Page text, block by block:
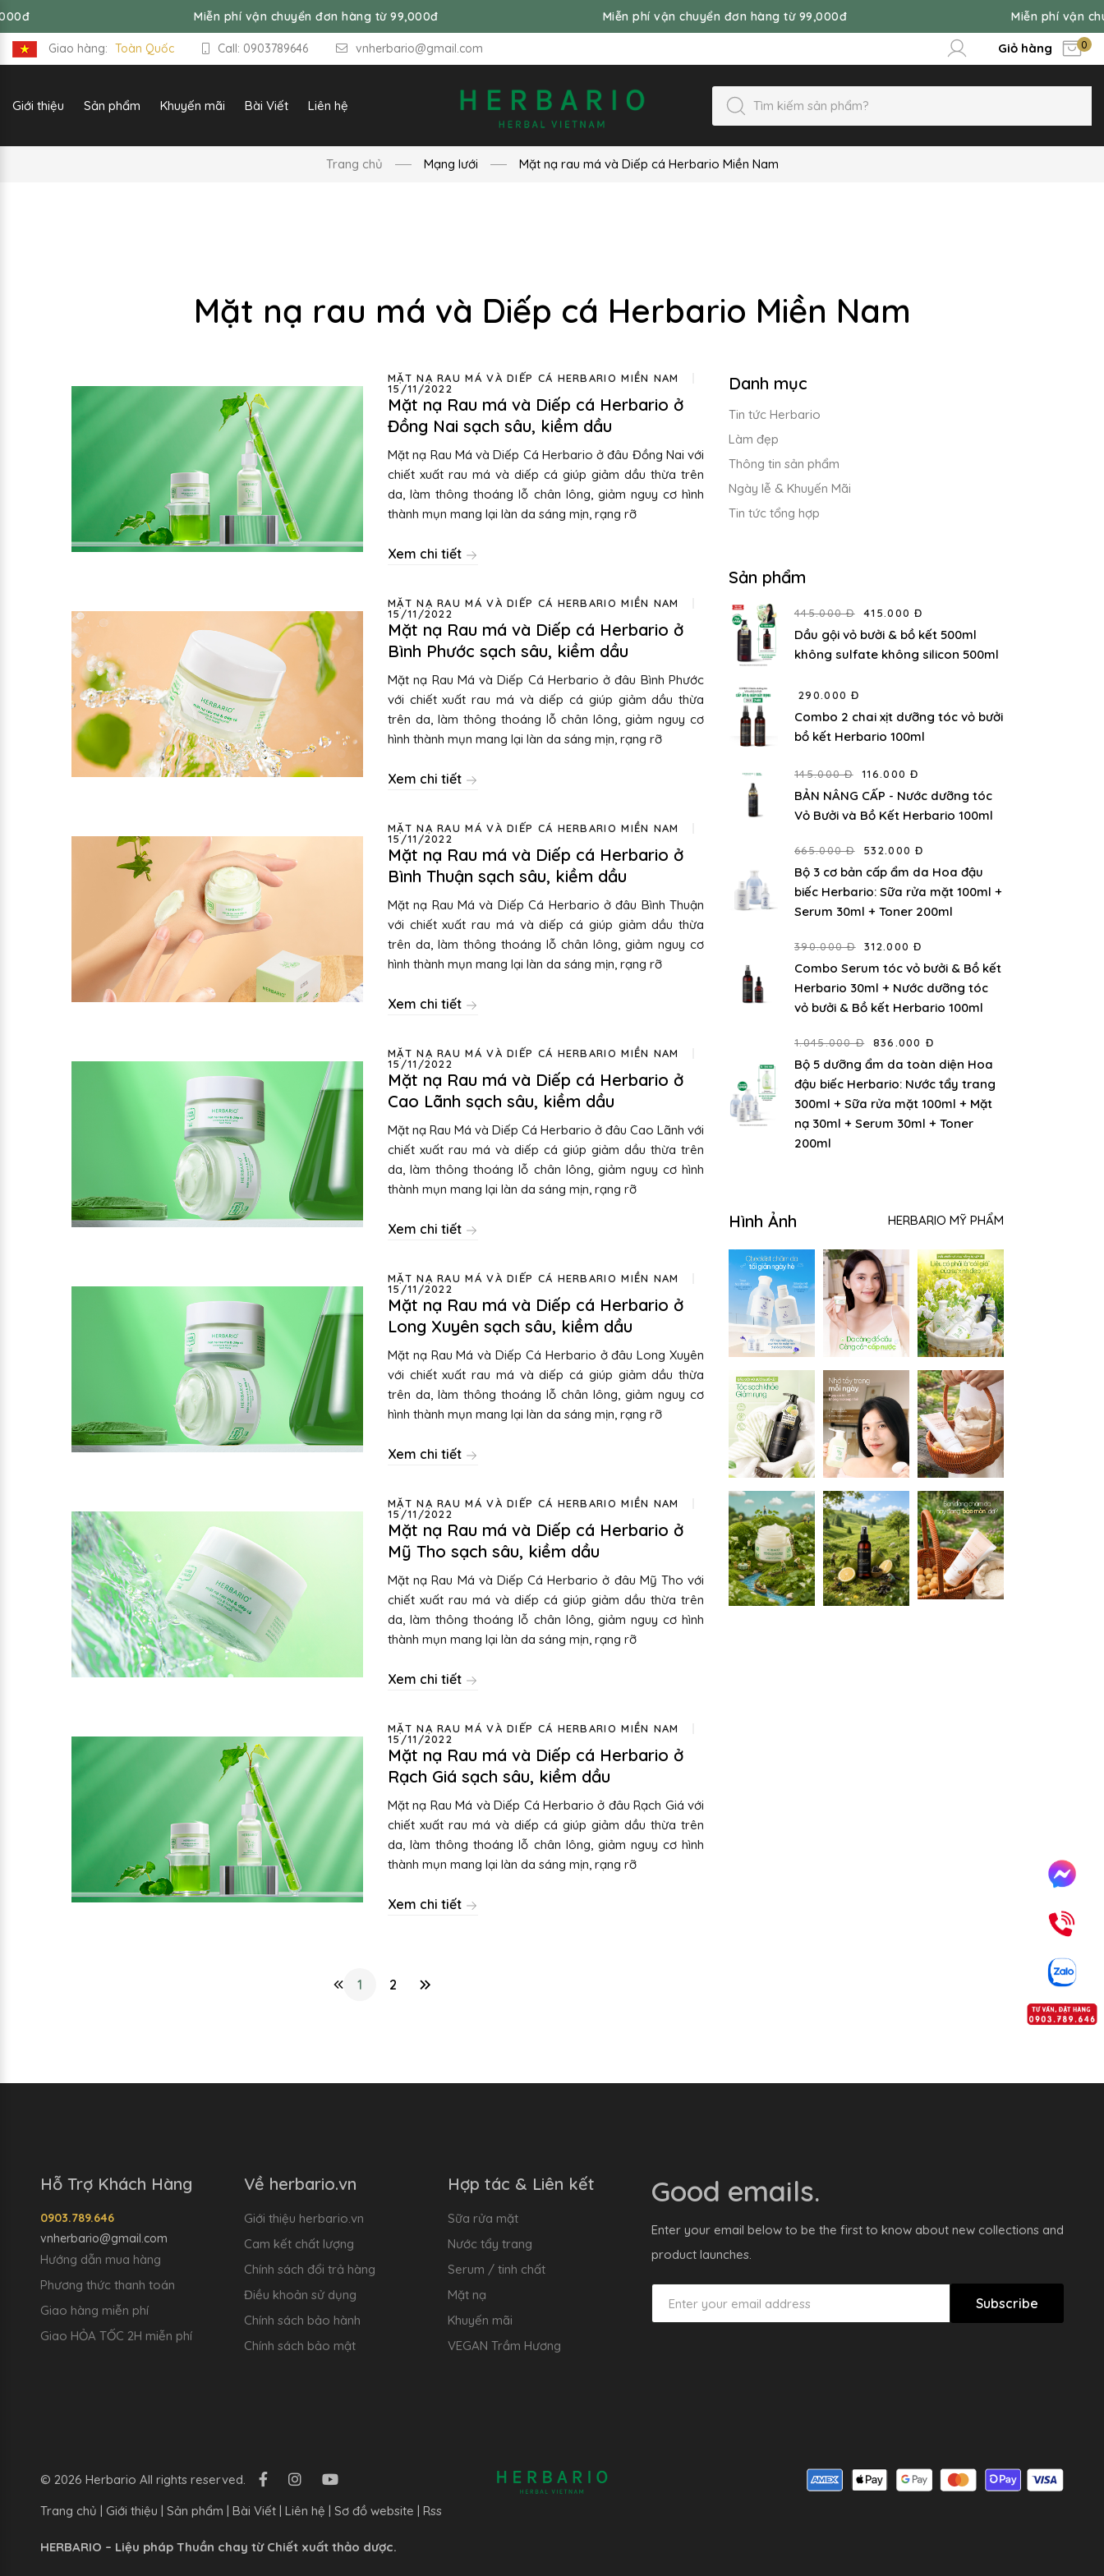
Miễn phí vận chuyển đơn hàng từ 99,000đ Miễn phí vận chuyển đơn hàng từ 99,000đ Miễn phí vận chuyển
Giao hàng: Toàn Quốc Call: 0903789646 vnherbario@gmail.com Giỏ hàng 0
Giới thiệu Sản phẩm Khuyến mãi Bài Viết Liên hệ
Trang chủ Mạng lưới Mặt nạ rau má và Diếp cá Herbario Miền Nam
Mặt nạ rau má và Diếp cá Herbario Miền Nam
MẶT NẠ RAU MÁ VÀ DIẾP CÁ HERBARIO MIỀN NAM
15/11/2022
Mặt nạ Rau má và Diếp cá Herbario ở
Đồng Nai sạch sâu, kiềm dầu
Mặt nạ Rau Má và Diếp Cá Herbario ở đâu Đồng Nai với
chiết xuất rau má và diếp cá giúp giảm dầu thừa trên
da, làm thông thoáng lỗ chân lông, giảm nguy cơ hình
thành mụn mang lại làn da sáng mịn, rạng rỡ
Xem chi tiết
MẶT NẠ RAU MÁ VÀ DIẾP CÁ HERBARIO MIỀN NAM
15/11/2022
Mặt nạ Rau má và Diếp cá Herbario ở
Bình Phước sạch sâu, kiềm dầu
Mặt nạ Rau Má và Diếp Cá Herbario ở đâu Bình Phước
với chiết xuất rau má và diếp cá giúp giảm dầu thừa
trên da, làm thông thoáng lỗ chân lông, giảm nguy cơ
hình thành mụn mang lại làn da sáng mịn, rạng rỡ
Xem chi tiết
MẶT NẠ RAU MÁ VÀ DIẾP CÁ HERBARIO MIỀN NAM
15/11/2022
Mặt nạ Rau má và Diếp cá Herbario ở
Bình Thuận sạch sâu, kiềm dầu
Mặt nạ Rau Má và Diếp Cá Herbario ở đâu Bình Thuận
với chiết xuất rau má và diếp cá giúp giảm dầu thừa
trên da, làm thông thoáng lỗ chân lông, giảm nguy cơ
hình thành mụn mang lại làn da sáng mịn, rạng rỡ
Xem chi tiết
MẶT NẠ RAU MÁ VÀ DIẾP CÁ HERBARIO MIỀN NAM
15/11/2022
Mặt nạ Rau má và Diếp cá Herbario ở
Cao Lãnh sạch sâu, kiềm dầu
Mặt nạ Rau Má và Diếp Cá Herbario ở đâu Cao Lãnh với
chiết xuất rau má và diếp cá giúp giảm dầu thừa trên
da, làm thông thoáng lỗ chân lông, giảm nguy cơ hình
thành mụn mang lại làn da sáng mịn, rạng rỡ
Xem chi tiết
MẶT NẠ RAU MÁ VÀ DIẾP CÁ HERBARIO MIỀN NAM
15/11/2022
Mặt nạ Rau má và Diếp cá Herbario ở
Long Xuyên sạch sâu, kiềm dầu
Mặt nạ Rau Má và Diếp Cá Herbario ở đâu Long Xuyên
với chiết xuất rau má và diếp cá giúp giảm dầu thừa
trên da, làm thông thoáng lỗ chân lông, giảm nguy cơ
hình thành mụn mang lại làn da sáng mịn, rạng rỡ
Xem chi tiết
MẶT NẠ RAU MÁ VÀ DIẾP CÁ HERBARIO MIỀN NAM
15/11/2022
Mặt nạ Rau má và Diếp cá Herbario ở
Mỹ Tho sạch sâu, kiềm dầu
Mặt nạ Rau Má và Diếp Cá Herbario ở đâu Mỹ Tho với
chiết xuất rau má và diếp cá giúp giảm dầu thừa trên
da, làm thông thoáng lỗ chân lông, giảm nguy cơ hình
thành mụn mang lại làn da sáng mịn, rạng rỡ
Xem chi tiết
MẶT NẠ RAU MÁ VÀ DIẾP CÁ HERBARIO MIỀN NAM
15/11/2022
Mặt nạ Rau má và Diếp cá Herbario ở
Rạch Giá sạch sâu, kiềm dầu
Mặt nạ Rau Má và Diếp Cá Herbario ở đâu Rạch Giá với
chiết xuất rau má và diếp cá giúp giảm dầu thừa trên
da, làm thông thoáng lỗ chân lông, giảm nguy cơ hình
thành mụn mang lại làn da sáng mịn, rạng rỡ
Xem chi tiết
1 2
Danh mục
Tin tức Herbario
Làm đẹp
Thông tin sản phẩm
Ngày lễ & Khuyến Mãi
Tin tức tổng hợp
Sản phẩm
445.000 Đ 415.000 Đ
Dầu gội vỏ bưởi & bồ kết 500ml
không sulfate không silicon 500ml
290.000 Đ
Combo 2 chai xịt dưỡng tóc vỏ bưởi
bồ kết Herbario 100ml
145.000 Đ 116.000 Đ
BẢN NÂNG CẤP - Nước dưỡng tóc
Vỏ Bưởi và Bồ Kết Herbario 100ml
665.000 Đ 532.000 Đ
Bộ 3 cơ bản cấp ẩm da Hoa đậu
biếc Herbario: Sữa rửa mặt 100ml +
Serum 30ml + Toner 200ml
390.000 Đ 312.000 Đ
Combo Serum tóc vỏ bưởi & Bồ kết
Herbario 30ml + Nước dưỡng tóc
vỏ bưởi & Bồ kết Herbario 100ml
1.045.000 Đ 836.000 Đ
Bộ 5 dưỡng ẩm da toàn diện Hoa
đậu biếc Herbario: Nước tẩy trang
300ml + Sữa rửa mặt 100ml + Mặt
nạ 30ml + Serum 30ml + Toner
200ml
Hình Ảnh HERBARIO MỸ PHẨM
Hỗ Trợ Khách Hàng
0903.789.646
vnherbario@gmail.com
Hướng dẫn mua hàng
Phương thức thanh toán
Giao hàng miễn phí
Giao HỎA TỐC 2H miễn phí
Về herbario.vn
Giới thiệu herbario.vn
Cam kết chất lượng
Chính sách đổi trả hàng
Điều khoản sử dụng
Chính sách bảo hành
Chính sách bảo mật
Hợp tác & Liên kết
Sữa rửa mặt
Nước tẩy trang
Serum / tinh chất
Mặt nạ
Khuyến mãi
VEGAN Trầm Hương
Good emails.
Enter your email below to be the first to know about new collections and
product launches.
Subscribe
© 2026 Herbario All rights reserved.
Trang chủ | Giới thiệu | Sản phẩm | Bài Viết| Liên hệ | Sơ đồ website | Rss
HERBARIO – Liệu pháp Thuần chay từ Chiết xuất thảo dược.